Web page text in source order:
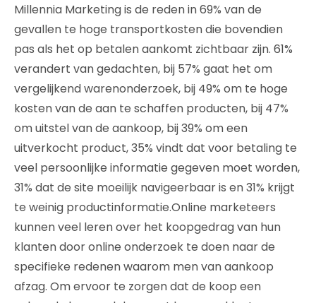
Millennia Marketing is de reden in 69% van de
gevallen te hoge transportkosten die bovendien
pas als het op betalen aankomt zichtbaar zijn. 61%
verandert van gedachten, bij 57% gaat het om
vergelijkend warenonderzoek, bij 49% om te hoge
kosten van de aan te schaffen producten, bij 47%
om uitstel van de aankoop, bij 39% om een
uitverkocht product, 35% vindt dat voor betaling te
veel persoonlijke informatie gegeven moet worden,
31% dat de site moeilijk navigeerbaar is en 31% krijgt
te weinig productinformatie.Online marketeers
kunnen veel leren over het koopgedrag van hun
klanten door online onderzoek te doen naar de
specifieke redenen waarom men van aankoop
afzag. Om ervoor te zorgen dat de koop een